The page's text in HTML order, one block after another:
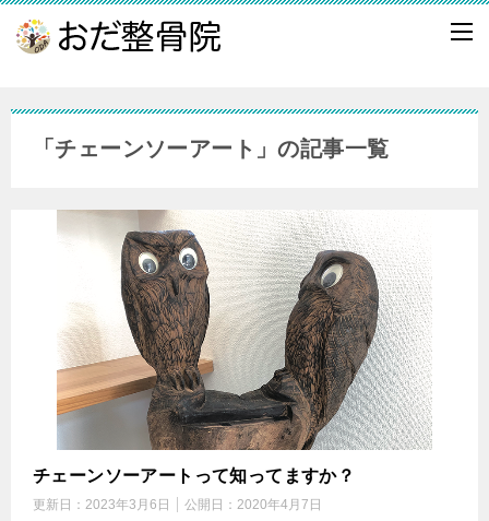
「チェーンソーアート」の記事一覧
チェーンソーアートって知ってますか？
更新日： 2023年3月6日 公開日： 2020年4月7日